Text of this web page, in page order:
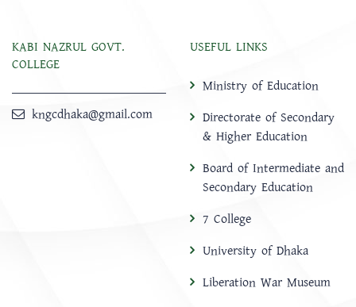
KABI NAZRUL GOVT.
COLLEGE
kngcdhaka@gmail.com
USEFUL LINKS
Ministry of Education
Directorate of Secondary
& Higher Education
Board of Intermediate and
Secondary Education
7 College
University of Dhaka
Liberation War Museum